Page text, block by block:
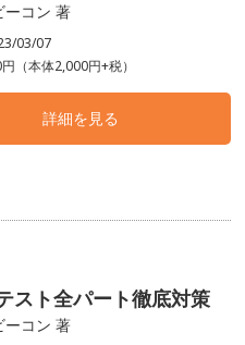
ーコン 著
03/07
（本体2,000円+税）
詳細を見る
スト全パート徹底対策
ーコン 著